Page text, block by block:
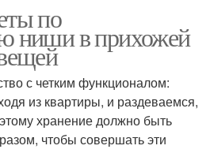
по
ниши в прихожей
с четким функционалом:
из квартиры, и раздеваемся,
хранение должно быть
чтобы совершать эти